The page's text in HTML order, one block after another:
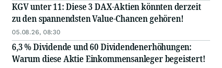
KGV unter 11: Diese 3 DAX-Aktien könnten derzeit
zu den spannendsten Value-Chancen gehören!
05.08.26, 08:30
6,3 % Dividende und 60 Dividendenerhöhungen:
Warum diese Aktie Einkommensanleger begeistert!